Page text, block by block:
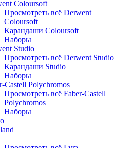
Coloursoft
Просмотреть всё Derwent
Coloursoft
Карандаши Coloursoft
Наборы
Studio
Просмотреть всё Derwent Studio
Карандаши Studio
Наборы
Castell Polychromos
Просмотреть всё Faber-Castell
Polychromos
Наборы